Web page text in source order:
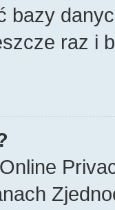
bazy
raz i